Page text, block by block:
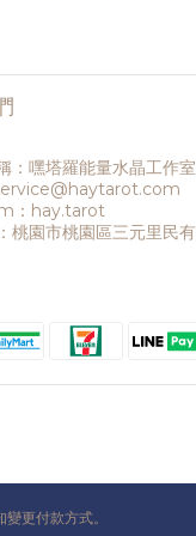
：嘿塔羅能量水晶工作室
：hay.tarot
桃園市桃園區三元里民
更付款方式。